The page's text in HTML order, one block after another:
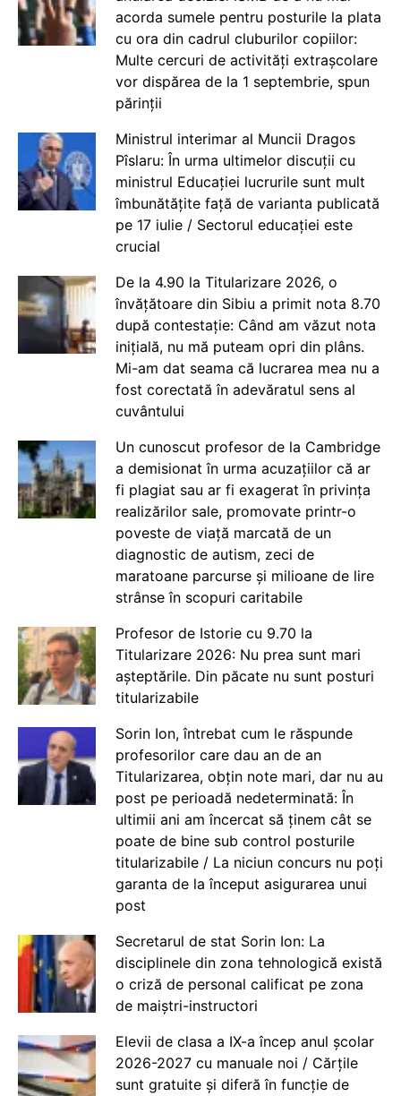
acorda sumele pentru posturile la plata
cu ora din cadrul cluburilor copiilor:
Multe cercuri de activități extrașcolare
vor dispărea de la 1 septembrie, spun
părinții
Ministrul interimar al Muncii Dragos
Pîslaru: În urma ultimelor discuții cu
ministrul Educației lucrurile sunt mult
îmbunătățite față de varianta publicată
pe 17 iulie / Sectorul educației este
crucial
De la 4.90 la Titularizare 2026, o
învățătoare din Sibiu a primit nota 8.70
după contestație: Când am văzut nota
inițială, nu mă puteam opri din plâns.
Mi-am dat seama că lucrarea mea nu a
fost corectată în adevăratul sens al
cuvântului
Un cunoscut profesor de la Cambridge
a demisionat în urma acuzațiilor că ar
fi plagiat sau ar fi exagerat în privința
realizărilor sale, promovate printr-o
poveste de viață marcată de un
diagnostic de autism, zeci de
maratoane parcurse și milioane de lire
strânse în scopuri caritabile
Profesor de Istorie cu 9.70 la
Titularizare 2026: Nu prea sunt mari
așteptările. Din păcate nu sunt posturi
titularizabile
Sorin Ion, întrebat cum le răspunde
profesorilor care dau an de an
Titularizarea, obțin note mari, dar nu au
post pe perioadă nedeterminată: În
ultimii ani am încercat să ținem cât se
poate de bine sub control posturile
titularizabile / La niciun concurs nu poți
garanta de la început asigurarea unui
post
Secretarul de stat Sorin Ion: La
disciplinele din zona tehnologică există
o criză de personal calificat pe zona
de maiștri-instructori
Elevii de clasa a IX-a încep anul școlar
2026-2027 cu manuale noi / Cărțile
sunt gratuite și diferă în funcție de